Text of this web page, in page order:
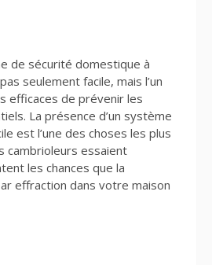
de sécurité domestique à
seulement facile, mais l’un
efficaces de prévenir les
La présence d’un système
est l’une des choses les plus
cambrioleurs essaient
les chances que la
effraction dans votre maison